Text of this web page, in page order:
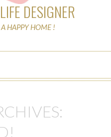
DESIGNER
HAPPY HOME !